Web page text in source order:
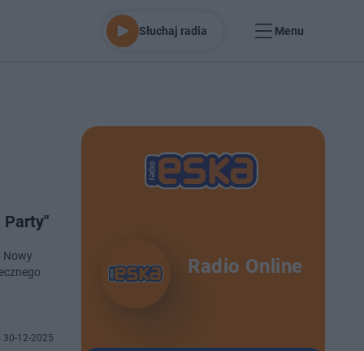
Słuchaj radia Menu
Party"
Nowy
30-12-2025
Radio Online